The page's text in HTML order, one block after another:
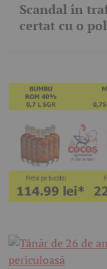
Scandal în
certat cu o